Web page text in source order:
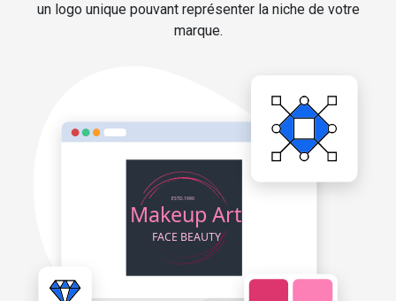
un logo unique pouvant représenter la niche de votre
marque.